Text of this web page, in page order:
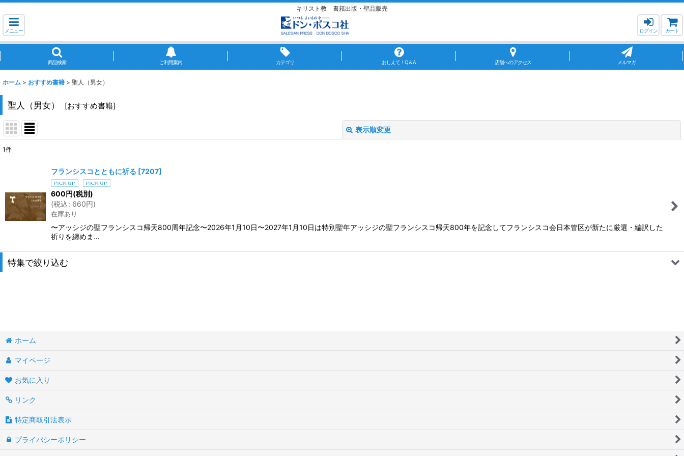
キリスト教 書籍出版・聖品販売
メニュー ログイン カート
商品検索 ご利用案内 カテゴリ おしえて！Q＆A 店舗へのアクセス メルマガ
ホーム > おすすめ書籍 > 聖人（男女）
聖人（男女） [おすすめ書籍]
表示順変更
1件
フランシスコとともに祈る [7207]
600円(税別)
(税込: 660円)
在庫あり
〜アッシジの聖フランシスコ帰天800周年記念〜2026年1月10日〜2027年1月10日は特別聖年アッシジの聖フランシスコ帰天800年を記念してフランシスコ会日本管区が新たに厳選・編訳した
祈りを纏めま…
特集で絞り込む
ルルドの聖母マリア（2/11）
ファティマの聖母マリア（5/13）
扶助者聖マリア（5/24）
聖母子 ・各地のマリア
ホーム
マイページ
お気に入り
リンク
特定商取引法表示
プライバシーポリシー